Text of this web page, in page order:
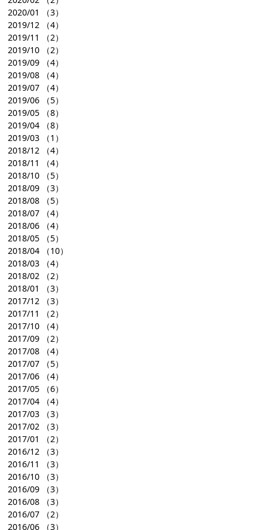
2020/01
（3）
2019/12 （4）
2019/11
（2）
2019/10 （2）
2019/09 （4）
2019/08 （4）
2019/07 （4）
2019/06 （5）
2019/05 （8）
2019/04 （8）
2019/03 （1）
2018/12 （4）
2018/11
（4）
2018/10 （5）
2018/09 （3）
2018/08 （5）
2018/07 （4）
2018/06 （4）
2018/05 （5）
2018/04 （10）
2018/03 （4）
2018/02 （2）
2018/01
（3）
2017/12 （3）
2017/11
（2）
2017/10 （4）
2017/09 （2）
2017/08 （4）
2017/07 （5）
2017/06 （4）
2017/05 （6）
2017/04 （4）
2017/03 （3）
2017/02 （3）
2017/01
（2）
2016/12 （3）
2016/11
（3）
2016/10 （3）
2016/09 （3）
2016/08 （3）
2016/07 （2）
2016/06 （3）